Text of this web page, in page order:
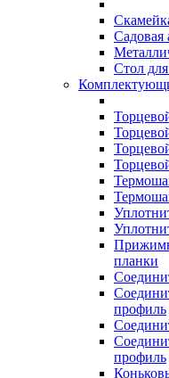
Садовая
Стол
планки
профиль
профиль